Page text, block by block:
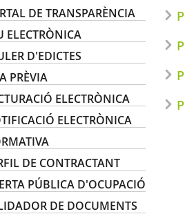
DE TRANSPARÈNCIA
ELECTRÒNICA
D'EDICTES
PRÈVIA
ELECTRÒNICA
ELECTRÒNICA
DE CONTRACTANT
PÚBLICA D'OCUPACIÓ
DE DOCUMENTS